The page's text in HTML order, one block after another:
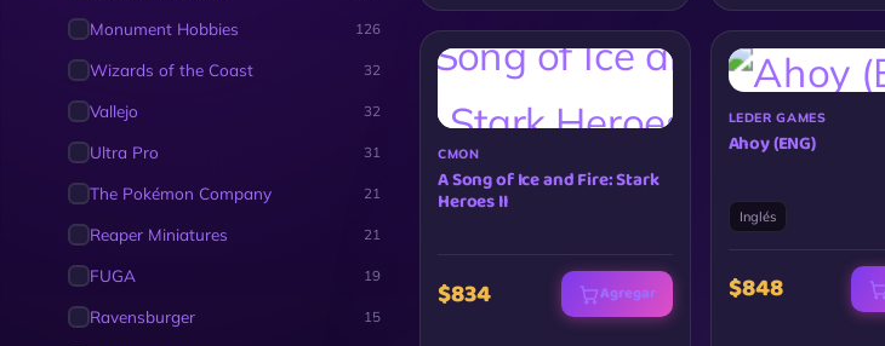
Monument Hobbies 126
Wizards of the Coast 32
Vallejo 32
Ultra Pro 31
The Pokémon Company 21
Reaper Miniatures 21
FUGA 19
Ravensburger 15
CMON
A Song of Ice and Fire: Stark
Heroes II
$834 Agregar
LEDER GAMES
Ahoy (ENG)
Inglés
$848